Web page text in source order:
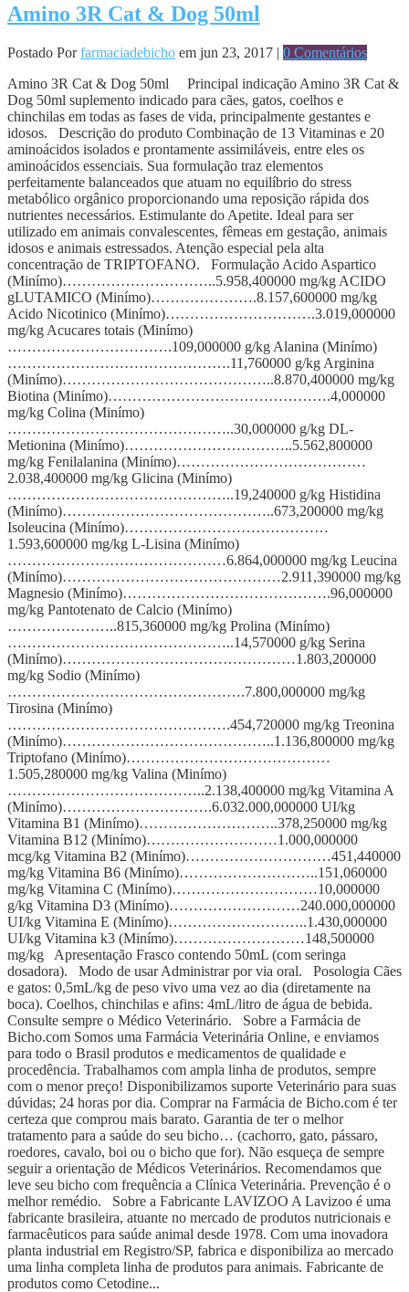
Amino 3R Cat & Dog 50ml
Postado Porfarmaciadebicho em jun 23, 2017 | 0 Comentários
Amino 3R Cat & Dog 50ml Principal indicação Amino 3R Cat &
Dog 50ml suplemento indicado para cães, gatos, coelhos e
chinchilas em todas as fases de vida, principalmente gestantes e
idosos. Descrição do produto Combinação de 13 Vitaminas e 20
aminoácidos isolados e prontamente assimiláveis, entre eles os
aminoácidos essenciais. Sua formulação traz elementos
perfeitamente balanceados que atuam no equilíbrio do stress
metabólico orgânico proporcionando uma reposição rápida dos
nutrientes necessários. Estimulante do Apetite. Ideal para ser
utilizado em animais convalescentes, fêmeas em gestação, animais
idosos e animais estressados. Atenção especial pela alta
concentração de TRIPTOFANO. Formulação Acido Aspartico
(Minímo)…………………………..5.958,400000 mg/kg ACIDO
gLUTAMICO (Minímo)………………….8.157,600000 mg/kg
Acido Nicotinico (Minímo)………………………….3.019,000000
mg/kg Acucares totais (Minímo)
…………………………….109,000000 g/kg Alanina (Minímo)
……………………………………….11,760000 g/kg Arginina
(Minímo)……………………………………..8.870,400000 mg/kg
Biotina (Minímo)……………………………………….4,000000
mg/kg Colina (Minímo)
………………………………………..30,000000 g/kg DL-
Metionina (Minímo)……………………………..5.562,800000
mg/kg Fenilalanina (Minímo)…………………………………
2.038,400000 mg/kg Glicina (Minímo)
………………………………………..19,240000 g/kg Histidina
(Minímo)……………………………………..673,200000 mg/kg
Isoleucina (Minímo)……………………………………
1.593,600000 mg/kg L-Lisina (Minímo)
………………………………………6.864,000000 mg/kg Leucina
(Minímo)………………………………………2.911,390000 mg/kg
Magnesio (Minímo)…………………………………….96,000000
mg/kg Pantotenato de Calcio (Minímo)
…………………..815,360000 mg/kg Prolina (Minímo)
………………………………………..14,570000 g/kg Serina
(Minímo)…………………………………………1.803,200000
mg/kg Sodio (Minímo)
………………………………………….7.800,000000 mg/kg
Tirosina (Minímo)
……………………………………….454,720000 mg/kg Treonina
(Minímo)……………………………………..1.136,800000 mg/kg
Triptofano (Minímo)……………………………………
1.505,280000 mg/kg Valina (Minímo)
…………………………………..2.138,400000 mg/kg Vitamina A
(Minímo)………………………….6.032.000,000000 UI/kg
Vitamina B1 (Minímo)………………………..378,250000 mg/kg
Vitamina B12 (Minímo)………………………1.000,000000
mcg/kg Vitamina B2 (Minímo)…………………………451,440000
mg/kg Vitamina B6 (Minímo)………………………..151,060000
mg/kg Vitamina C (Minímo)…………………………10,000000
g/kg Vitamina D3 (Minímo)………………………240.000,000000
UI/kg Vitamina E (Minímo)………………………..1.430,000000
UI/kg Vitamina k3 (Minímo)………………………148,500000
mg/kg Apresentação Frasco contendo 50mL (com seringa
dosadora). Modo de usar Administrar por via oral. Posologia Cães
e gatos: 0,5mL/kg de peso vivo uma vez ao dia (diretamente na
boca). Coelhos, chinchilas e afins: 4mL/litro de água de bebida.
Consulte sempre o Médico Veterinário. Sobre a Farmácia de
Bicho.com Somos uma Farmácia Veterinária Online, e enviamos
para todo o Brasil produtos e medicamentos de qualidade e
procedência. Trabalhamos com ampla linha de produtos, sempre
com o menor preço! Disponibilizamos suporte Veterinário para suas
dúvidas; 24 horas por dia. Comprar na Farmácia de Bicho.com é ter
certeza que comprou mais barato. Garantia de ter o melhor
tratamento para a saúde do seu bicho… (cachorro, gato, pássaro,
roedores, cavalo, boi ou o bicho que for). Não esqueça de sempre
seguir a orientação de Médicos Veterinários. Recomendamos que
leve seu bicho com frequência a Clínica Veterinária. Prevenção é o
melhor remédio. Sobre a Fabricante LAVIZOO A Lavizoo é uma
fabricante brasileira, atuante no mercado de produtos nutricionais e
farmacêuticos para saúde animal desde 1978. Com uma inovadora
planta industrial em Registro/SP, fabrica e disponibiliza ao mercado
uma linha completa linha de produtos para animais. Fabricante de
produtos como Cetodine...